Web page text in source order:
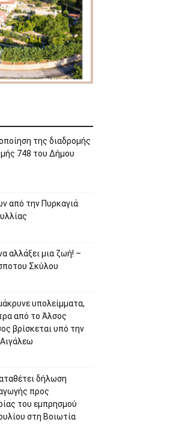
της διαδρομής
748 του Δήμου
από την Πυρκαγιά
αλλάξει μια ζωή! –
Σκύλου
υπολείμματα,
από το Άλσος
βρίσκεται υπό την
δήλωση
προς
του εμπρησμού
στη Βοιωτία